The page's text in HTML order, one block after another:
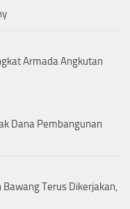
Armada Angkutan
Dana Pembangunan
Bawang Terus Dikerjakan,